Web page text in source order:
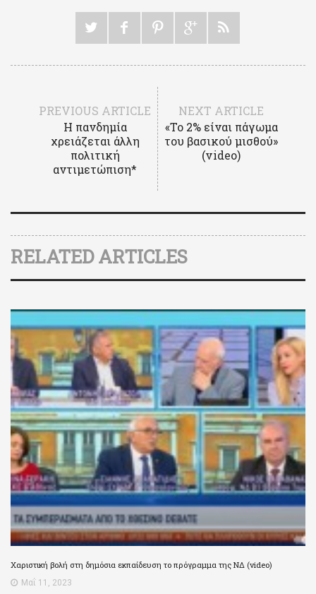
PREVIOUS ARTICLE
Η πανδημία
χρειάζεται άλλη
πολιτική
αντιμετώπιση*
NEXT ARTICLE
«Το 2% είναι πάγωμα
του βασικού μισθού»
(video)
RELATED ARTICLES
Χαριστική βολή στη δημόσια εκπαίδευση το πρόγραμμα της ΝΔ (video)
Μαΐ 11, 2023